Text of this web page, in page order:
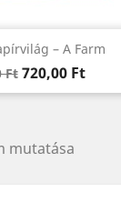
– A Farm
Ft Ár
720,00 Ft
Előnézet
mutatása